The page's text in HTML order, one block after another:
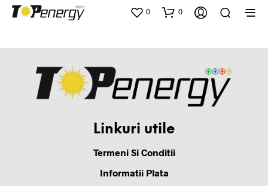
0 0
Linkuri utile
Termeni Si Conditii
Informatii Plata